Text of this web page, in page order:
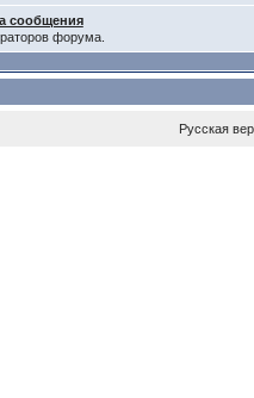
сообщения
форума.
Русская